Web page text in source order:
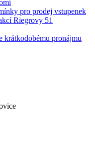
pro prodej vstupenek
Riegrovy 51
krátkodobému pronájmu